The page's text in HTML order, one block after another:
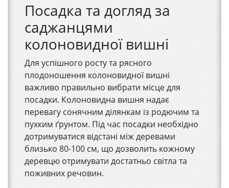
Посадка та догляд за
саджанцями
колоновидної вишні
Для успішного росту та рясного
плодоношення колоновидної вишні
важливо правильно вибрати місце для
посадки. Колоновидна вишня надає
перевагу сонячним ділянкам із родючим та
пухким ґрунтом. Під час посадки необхідно
дотримуватися відстані між деревами
близько 80-100 см, що дозволить кожному
деревцю отримувати достатньо світла та
поживних речовин.